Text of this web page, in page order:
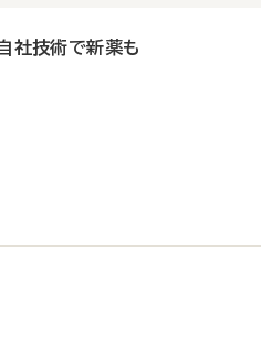
社技術で新薬も